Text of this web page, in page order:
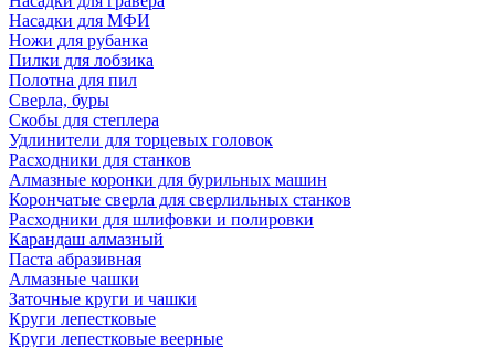
Насадки для МФИ
Ножи для рубанка
Пилки для лобзика
Полотна для пил
Сверла, буры
Скобы для степлера
Удлинители для торцевых головок
Расходники для станков
Алмазные коронки для бурильных машин
Корончатые сверла для сверлильных станков
Расходники для шлифовки и полировки
Карандаш алмазный
Паста абразивная
Алмазные чашки
Заточные круги и чашки
Круги лепестковые
Круги лепестковые веерные